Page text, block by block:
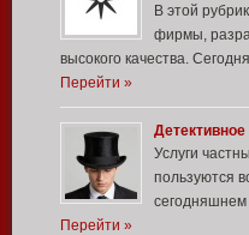
В этой
фирмы,
высокого качества.
Перейти »
Услуги
пользуются
сегодняшнем
Перейти »